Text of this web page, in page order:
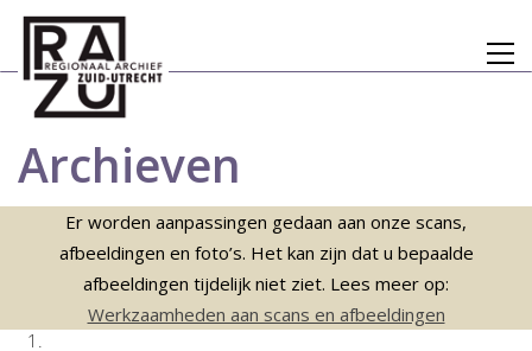
Archieven
Er worden aanpassingen gedaan aan onze scans,
afbeeldingen en foto’s. Het kan zijn dat u bepaalde
afbeeldingen tijdelijk niet ziet. Lees meer op:
Werkzaamheden aan scans en afbeeldingen